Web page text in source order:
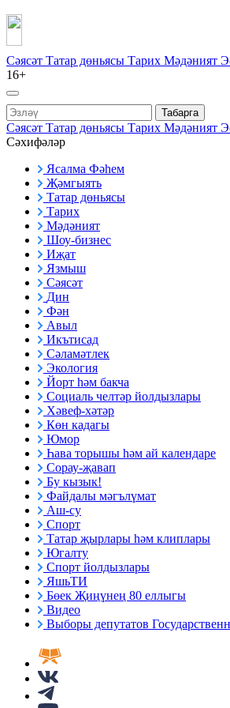
Сәясәт Татар дөньясы Тарих Мәдәният
16+
Табарга
Сәясәт Татар дөньясы Тарих Мәдәният
Сәхифәләр
Ясалма Фәһем
Җәмгыять
Татар дөньясы
Тарих
Мәдәният
Шоу-бизнес
Иҗат
Язмыш
Сәясәт
Дин
Фән
Авыл
Икътисад
Сәламәтлек
Экология
Йорт һәм бакча
Социаль челтәр йолдызлары
Хәвеф-хәтәр
Көн кадагы
Юмор
Һава торышы һәм ай календаре
Сорау-җавап
Бу кызык!
Файдалы мәгълүмат
Аш-су
Спорт
Татар җырлары һәм клиплары
Югалту
Спорт йолдызлары
ЯшьТИ
Бөек Җиңүнең 80 еллыгы
Видео
Выборы депутатов